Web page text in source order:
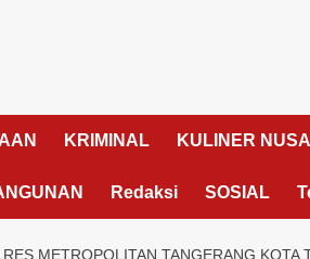
KRIMINAL KULINER
Redaksi SOSIAL
METROPOLITAN TANGERANG KOTA